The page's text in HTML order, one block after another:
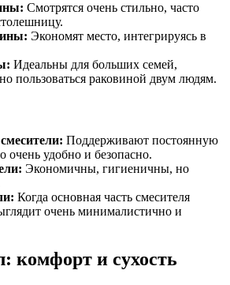
Смотрятся очень стильно, часто
Экономят место, интегрируясь в
Идеальны для больших семей,
пользоваться раковиной двум людям.
Поддерживают постоянную
очень удобно и безопасно.
Экономичны, гигиеничны, но
Когда основная часть смесителя
очень минималистично и
комфорт и сухость